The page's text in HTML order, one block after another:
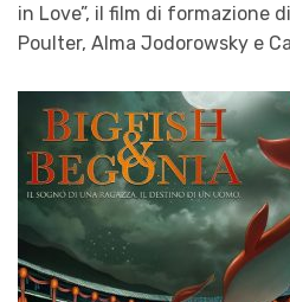
in Love”, il film di formazione
Poulter, Alma Jodorowsky e